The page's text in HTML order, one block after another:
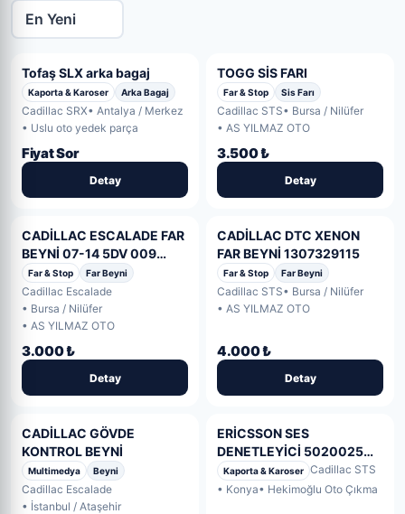
Tofaş SLX arka bagaj
Kaporta & Karoser Arka Bagaj
Cadillac SRX• Antalya / Merkez
• Uslu oto yedek parça
Fiyat Sor
Detay
TOGG SİS FARI
Far & Stop Sis Farı
Cadillac STS• Bursa / Nilüfer
• AS YILMAZ OTO
3.500 ₺
Detay
CADİLLAC ESCALADE FAR
BEYNİ 07-14 5DV 009
000-00
Far & Stop Far Beyni
Cadillac Escalade
• Bursa / Nilüfer
• AS YILMAZ OTO
3.000 ₺
Detay
CADİLLAC DTC XENON
FAR BEYNİ 1307329115
Far & Stop Far Beyni
Cadillac STS• Bursa / Nilüfer
• AS YILMAZ OTO
4.000 ₺
Detay
CADİLLAC GÖVDE
KONTROL BEYNİ
Multimedya Beyni
Cadillac Escalade
• İstanbul / Ataşehir
ERİCSSON SES
DENETLEYİCİ 5020025
KRY105170R3A AHİZESİZ
KULLA
Kaporta & Karoser Cadillac STS
• Konya• Hekimoğlu Oto Çıkma